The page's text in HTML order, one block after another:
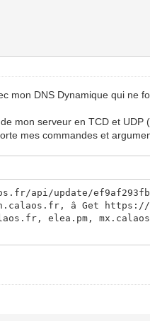
mon DNS Dynamique qui ne
mon serveur en TCD et UDP
mes commandes et
api/update/
â Get
elea.pm,